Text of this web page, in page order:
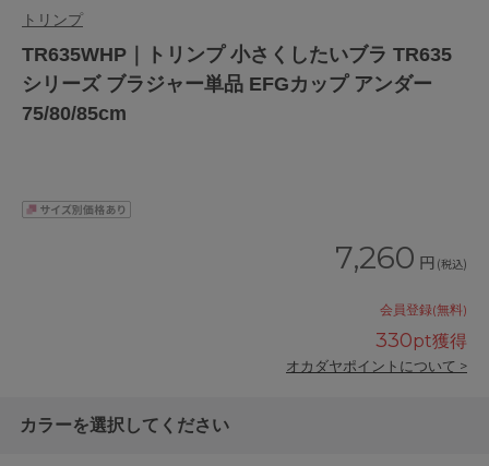
トリンプ
TR635WHP｜トリンプ 小さくしたいブラ TR635
シリーズ ブラジャー単品 EFGカップ アンダー
75/80/85cm
7,260 円 (税込)
会員登録(無料)
330pt獲得
オカダヤポイントについて >
カラーを選択してください